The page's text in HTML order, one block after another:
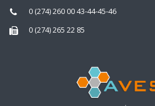
0 (274) 260 00 43-44-45-46
0 (274) 265 22 85